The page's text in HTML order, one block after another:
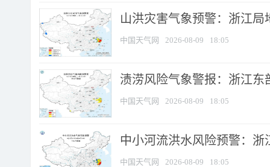
山洪灾害气象预警：浙江
中国天气网 2026-08-09 18:05
渍涝风险气象警报：浙江
中国天气网 2026-08-09 18:05
中小河流洪水风险预警：
中国天气网 2026-08-09 18:05